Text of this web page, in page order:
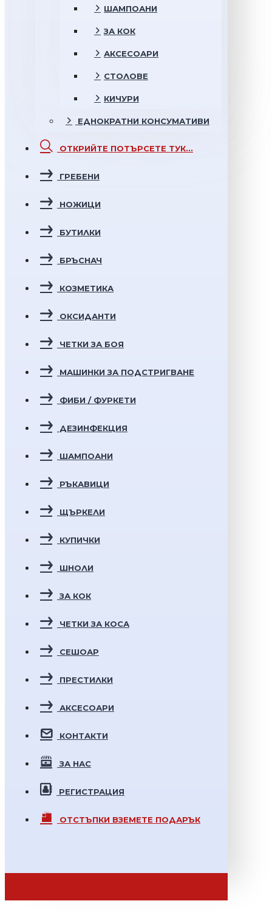
ШАМПОАНИ
ЗА КОК
АКСЕСОАРИ
СТОЛОВЕ
КИЧУРИ
ЕДНОКРАТНИ КОНСУМАТИВИ
ОТКРИЙТЕ ПОТЪРСЕТЕ ТУК...
ГРЕБЕНИ
НОЖИЦИ
БУТИЛКИ
БРЪСНАЧ
КОЗМЕТИКА
ОКСИДАНТИ
ЧЕТКИ ЗА БОЯ
МАШИНКИ ЗА ПОДСТРИГВАНЕ
ФИБИ / ФУРКЕТИ
ДЕЗИНФЕКЦИЯ
ШАМПОАНИ
РЪКАВИЦИ
ЩЪРКЕЛИ
КУПИЧКИ
ШНОЛИ
ЗА КОК
ЧЕТКИ ЗА КОСА
СЕШОАР
ПРЕСТИЛКИ
АКСЕСОАРИ
КОНТАКТИ
ЗА НАС
РЕГИСТРАЦИЯ
ОТСТЪПКИ ВЗЕМЕТЕ ПОДАРЪК